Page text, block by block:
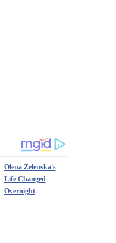
Olena Zelenska's
Life Changed
Overnight